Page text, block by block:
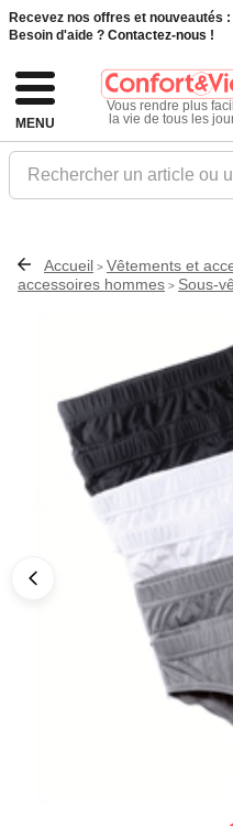
Recevez nos offres et nouveautés :
Besoin d'aide ? Contactez-nous !
MENU
Vous rendre plus
la vie de tous les
Rechercher un article ou
Accueil > Vêtements et
accessoires hommes > Sous-